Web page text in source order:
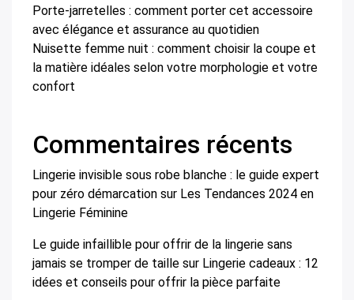
Porte-jarretelles : comment porter cet accessoire
avec élégance et assurance au quotidien
Nuisette femme nuit : comment choisir la coupe et
la matière idéales selon votre morphologie et votre
confort
Commentaires récents
Lingerie invisible sous robe blanche : le guide expert
pour zéro démarcation sur Les Tendances 2024 en
Lingerie Féminine
Le guide infaillible pour offrir de la lingerie sans
jamais se tromper de taille sur Lingerie cadeaux : 12
idées et conseils pour offrir la pièce parfaite